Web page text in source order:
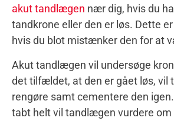
akut tandlægen nær dig, hvis du
tandkrone eller den er løs. Dette
hvis du blot mistænker den for at
Akut tandlægen vil undersøge
det tilfældet, at den er gået løs, vil
rengøre samt cementere den
tabt helt vil tandlægen vurdere